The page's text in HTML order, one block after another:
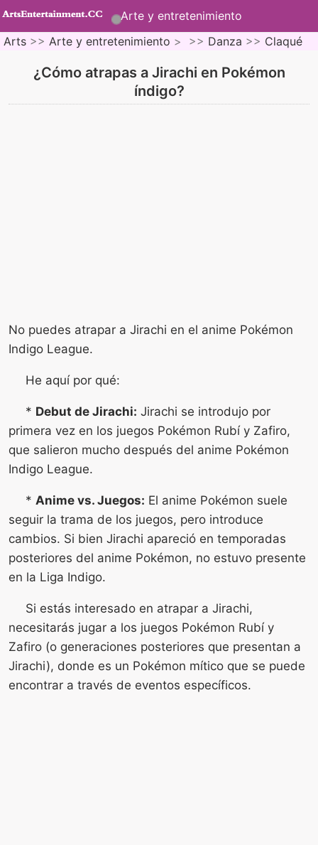
Arte y entretenimiento
Arts >> Arte y entretenimiento > >> Danza >> Claqué
¿Cómo atrapas a Jirachi en Pokémon
índigo?
No puedes atrapar a Jirachi en el anime Pokémon
Indigo League.
He aquí por qué:
* Debut de Jirachi: Jirachi se introdujo por
primera vez en los juegos Pokémon Rubí y Zafiro,
que salieron mucho después del anime Pokémon
Indigo League.
* Anime vs. Juegos: El anime Pokémon suele
seguir la trama de los juegos, pero introduce
cambios. Si bien Jirachi apareció en temporadas
posteriores del anime Pokémon, no estuvo presente
en la Liga Indigo.
Si estás interesado en atrapar a Jirachi,
necesitarás jugar a los juegos Pokémon Rubí y
Zafiro (o generaciones posteriores que presentan a
Jirachi), donde es un Pokémon mítico que se puede
encontrar a través de eventos específicos.